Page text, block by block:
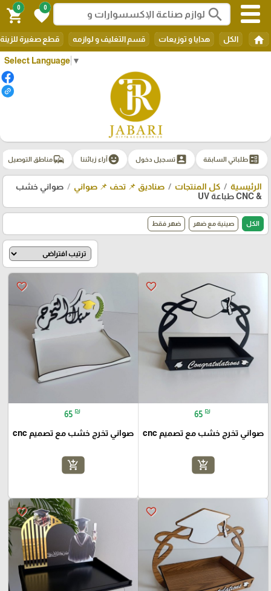
Select Language ▼
search
0
favorite
0
shopping_cart
home الكل هدايا و توزيعات قسم التغليف و لوازمه قطع صغيرة للزينة
ballotطلباتي السابقة account_boxتسجيل دخول emoji_emotionsآراء زبائننا commuteمناطق التوصيل
الرئيسية كل المنتجات صناديق 📌 تحف 📌 صواني
صواني خشب
& CNC طباعة UV
الكل صينية مع ضهر ضهر فقط
favorite_border
65 ₪
صواني تخرج خشب مع تصميم cnc
add_shopping_cart
favorite_border
65 ₪
صواني تخرج خشب مع تصميم cnc
add_shopping_cart
favorite_border
favorite_border